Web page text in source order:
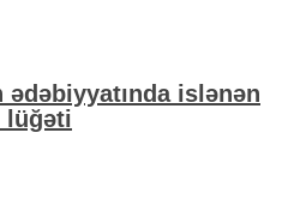
islənən
lüğəti